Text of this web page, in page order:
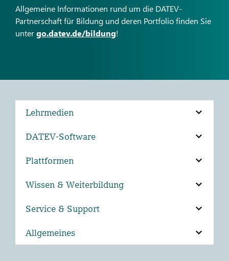
Allgemeine Informationen rund um die DATEV-
Partnerschaft für Bildung und deren Portfolio finden Sie
untergo.datev.de/bildung!
Lehrmedien
DATEV-Software
Plattformen
Wissen & Weiterbildung
Service & Support
Allgemeines